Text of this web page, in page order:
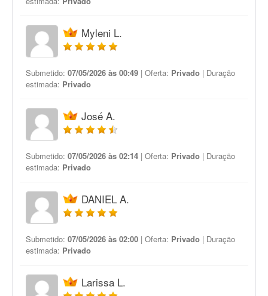
Myleni L.
Submetido: 07/05/2026 às 00:49 | Oferta: Privado | Duração
estimada: Privado
José A.
Submetido: 07/05/2026 às 02:14 | Oferta: Privado | Duração
estimada: Privado
DANIEL A.
Submetido: 07/05/2026 às 02:00 | Oferta: Privado | Duração
estimada: Privado
Larissa L.